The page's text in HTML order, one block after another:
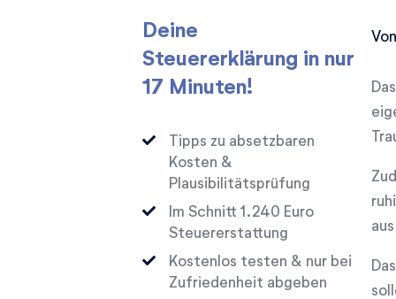
Deine
Steuererklärung in nur
17 Minuten!
Tipps zu absetzbaren
Kosten &
Plausibilitätsprüfung
Im Schnitt
Euro
Steuererstattung
Kostenlos testen & nur bei
Zufriedenheit abgeben